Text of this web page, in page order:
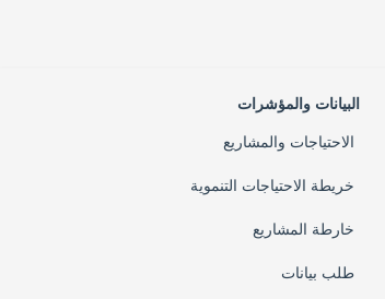
البيانات والمؤشرات
الاحتياجات والمشاريع
خريطة الاحتياجات التنموية
خارطة المشاريع
طلب بيانات